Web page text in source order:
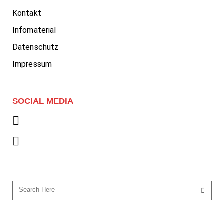
Kontakt
Infomaterial
Datenschutz
Impressum
SOCIAL MEDIA